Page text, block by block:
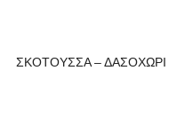
ΣΚΟΤΟΥΣΣΑ –